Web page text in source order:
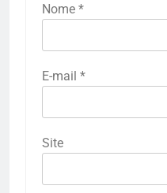
Nome *
E-mail *
Site